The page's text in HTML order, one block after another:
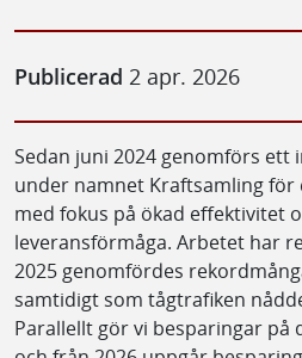
Publicerad 2 apr. 2026
Sedan juni 2024 genomförs ett
under namnet Kraftsamling för
med fokus på ökad effektivitet
leveransförmåga. Arbetet har
2025 genomfördes
samtidigt som tågtrafiken
Parallellt gör vi besparingar på